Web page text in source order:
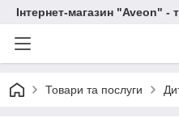
Інтернет-магазин "Aveon" -
Товари та послуги